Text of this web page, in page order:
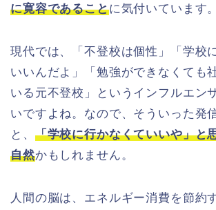
に寛容であることに気付いています。
現代では、「不登校は個性」「学校
いいんだよ」「勉強ができなくても
いる元不登校」というインフルエン
いですよね。なので、そういった発
と、 「学校に行かなくていいや」と
自然かもしれません。
人間の脳は、エネルギー消費を節約